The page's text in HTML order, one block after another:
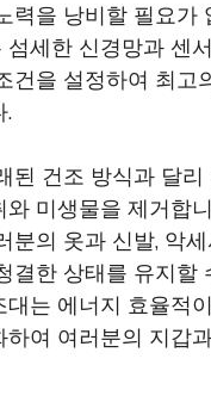
력을 낭비할 필요가
섬세한 신경망과 센
건을 설정하여 최고
.
된 건조 방식과 달리
와 미생물을 제거합
분의 옷과 신발, 악
결한 상태를 유지할
대는 에너지 효율적
하여 여러분의 지갑